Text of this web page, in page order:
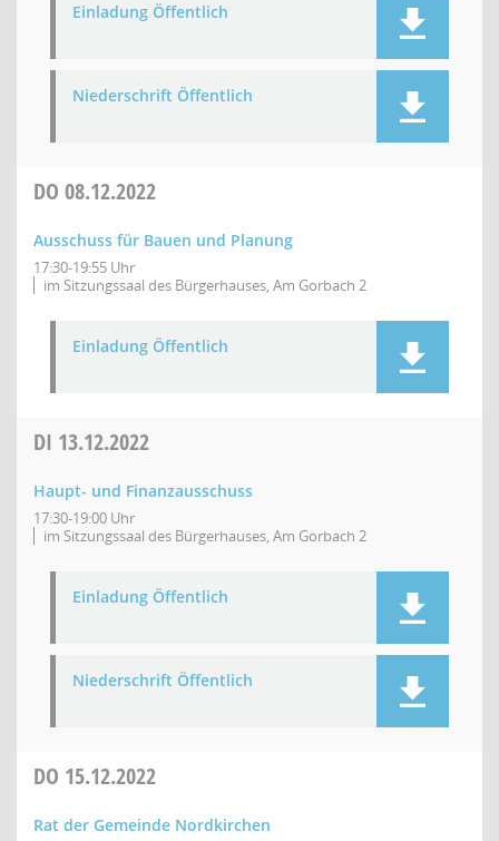
Einladung Öffentlich
Niederschrift Öffentlich
DO 08.12.2022
Ausschuss für Bauen und Planung
17:30-19:55 Uhr
im Sitzungssaal des Bürgerhauses, Am Gorbach 2
Einladung Öffentlich
DI 13.12.2022
Haupt- und Finanzausschuss
17:30-19:00 Uhr
im Sitzungssaal des Bürgerhauses, Am Gorbach 2
Einladung Öffentlich
Niederschrift Öffentlich
DO 15.12.2022
Rat der Gemeinde Nordkirchen